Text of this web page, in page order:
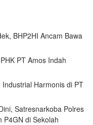
BHP2HI Ancam Bawa
PT Amos Indah
Harmonis di PT
Satresnarkoba Polres
P4GN di Sekolah